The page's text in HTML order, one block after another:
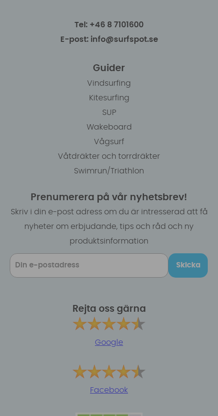
Tel: +46 8 7101600
E-post: info@surfspot.se
Guider
Vindsurfing
Kitesurfing
SUP
Wakeboard
Vågsurf
Våtdräkter och torrdräkter
Swimrun/Triathlon
Prenumerera på vår nyhetsbrev!
Skriv i din e-post adress om du är intresserad att få
nyheter om erbjudande, tips och råd och ny
produktsinformation
Skicka
Rejta oss gärna
Google
Facebook